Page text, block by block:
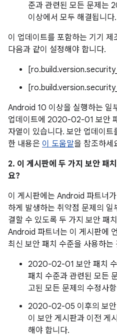
준과 관련된 모든 문제는
이상에서 모두 해결됩니다.
이 업데이트를 포함하는 기기
다음과 같이 설정해야 합니다.
Android 10 이상을 실행하는 일
업데이트에 2020-02-01 보안
자열이 있습니다. 보안 업데이트
한 내용은 이 도움말을 참조하세
2. 이 게시판에 두 가지 보안 패
요?
이 게시판에는 Android 파트너
하게 발생하는 취약점 문제의 일
결할 수 있도록 두 가지 보안 패
Android 파트너는 이 게시판에
최신 보안 패치 수준을 사용하는
2020-02-01 보안 패치
패치 수준과 관련된 모든
고된 모든 문제의 수정사
2020-02-05 이후의 보안
이 보안 게시판과 이전 게
해야 합니다.